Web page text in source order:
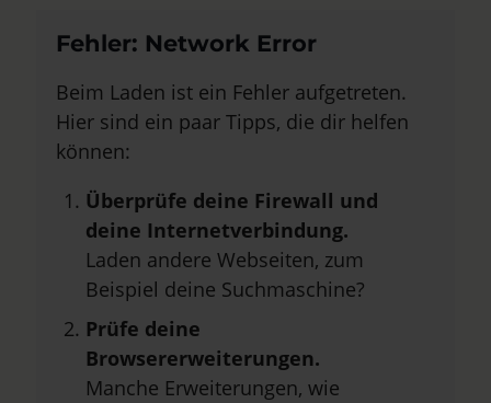
Fehler: Network Error
Beim Laden ist ein Fehler aufgetreten.
Hier sind ein paar Tipps, die dir helfen
können:
Überprüfe deine Firewall und
deine Internetverbindung.
Laden andere Webseiten, zum
Beispiel deine Suchmaschine?
Prüfe deine
Browsererweiterungen.
Manche Erweiterungen, wie